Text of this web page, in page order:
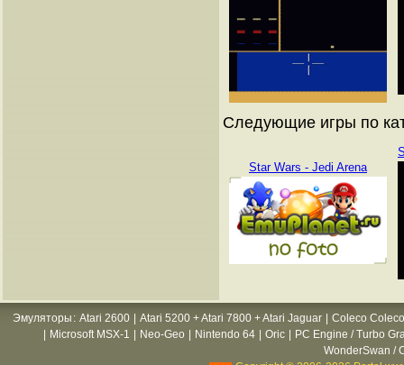
Следующие игры по
Star Wars - Jedi Arena
Эмуляторы : Atari 2600 Atari 5200 + Atari 7800 + Atari Jaguar
Coleco
Microsoft MSX-1 Neo-Geo Nintendo 64 Oric
PC Engine / Turbo
WonderSwan /